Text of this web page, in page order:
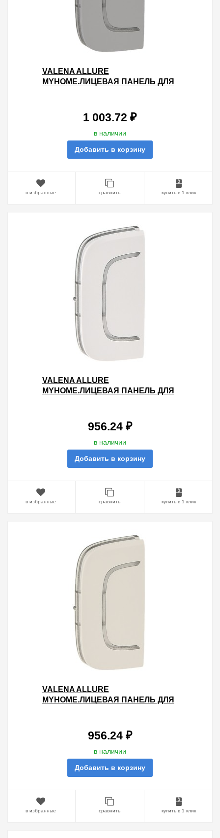
VALENA ALLURE
MYHOME.ЛИЦЕВАЯ ПАНЕЛЬ ДЛЯ
МОДУЛЬ.УСТАНОВКА СЛЕВА И
1 003.72 ₽
в наличии
Добавить в корзину
в избранные сравнить купить в 1 клик
VALENA ALLURE
MYHOME.ЛИЦЕВАЯ ПАНЕЛЬ ДЛЯ
МОДУЛЬ.УСТАНОВКА СЛЕВА И
956.24 ₽
в наличии
Добавить в корзину
в избранные сравнить купить в 1 клик
VALENA ALLURE
MYHOME.ЛИЦЕВАЯ ПАНЕЛЬ ДЛЯ
МОДУЛЬ.УСТАНОВКА СЛЕВА И
956.24 ₽
в наличии
Добавить в корзину
в избранные сравнить купить в 1 клик